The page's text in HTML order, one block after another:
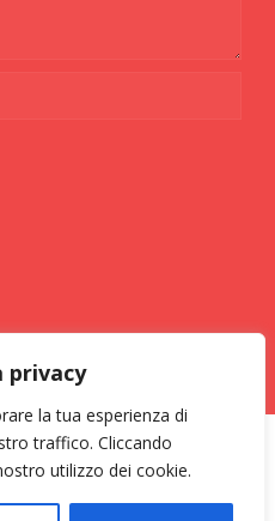
privacy
la tua esperienza di
traffico. Cliccando
utilizzo dei cookie.